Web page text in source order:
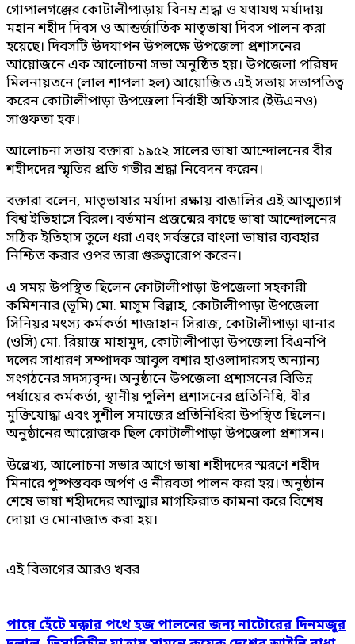
গোপালগঞ্জের কোটালীপাড়ায় বিনম্র শ্রদ্ধা ও যথাযথ মর্যাদায়
মহান শহীদ দিবস ও আন্তর্জাতিক মাতৃভাষা দিবস পালন করা
হয়েছে। দিবসটি উদযাপন উপলক্ষে উপজেলা প্রশাসনের
আয়োজনে এক আলোচনা সভা অনুষ্ঠিত হয়। উপজেলা পরিষদ
মিলনায়তনে (লাল শাপলা হল) আয়োজিত এই সভায় সভাপতিত্ব
করেন কোটালীপাড়া উপজেলা নির্বাহী অফিসার (ইউএনও)
সাগুফতা হক।
আলোচনা সভায় বক্তারা ১৯৫২ সালের ভাষা আন্দোলনের বীর
শহীদদের স্মৃতির প্রতি গভীর শ্রদ্ধা নিবেদন করেন।
বক্তারা বলেন, মাতৃভাষার মর্যাদা রক্ষায় বাঙালির এই আত্মত্যাগ
বিশ্ব ইতিহাসে বিরল। বর্তমান প্রজন্মের কাছে ভাষা আন্দোলনের
সঠিক ইতিহাস তুলে ধরা এবং সর্বস্তরে বাংলা ভাষার ব্যবহার
নিশ্চিত করার ওপর তারা গুরুত্বারোপ করেন।
এ সময় উপস্থিত ছিলেন কোটালীপাড়া উপজেলা সহকারী
কমিশনার (ভূমি) মো. মাসুম বিল্লাহ, কোটালীপাড়া উপজেলা
সিনিয়র মৎস্য কর্মকর্তা শাজাহান সিরাজ, কোটালীপাড়া থানার
(ওসি) মো. রিয়াজ মাহামুদ, কোটালীপাড়া উপজেলা বিএনপি
দলের সাধারণ সম্পাদক আবুল বশার হাওলাদারসহ অন্যান্য
সংগঠনের সদস্যবৃন্দ। অনুষ্ঠানে উপজেলা প্রশাসনের বিভিন্ন
পর্যায়ের কর্মকর্তা, স্থানীয় পুলিশ প্রশাসনের প্রতিনিধি, বীর
মুক্তিযোদ্ধা এবং সুশীল সমাজের প্রতিনিধিরা উপস্থিত ছিলেন।
অনুষ্ঠানের আয়োজক ছিল কোটালীপাড়া উপজেলা প্রশাসন।
উল্লেখ্য, আলোচনা সভার আগে ভাষা শহীদদের স্মরণে শহীদ
মিনারে পুষ্পস্তবক অর্পণ ও নীরবতা পালন করা হয়। অনুষ্ঠান
শেষে ভাষা শহীদদের আত্মার মাগফিরাত কামনা করে বিশেষ
দোয়া ও মোনাজাত করা হয়।
এই বিভাগের আরও খবর
পায়ে হেঁটে মক্কার পথে হজ পালনের জন্য নাটোরের দিনমজুর